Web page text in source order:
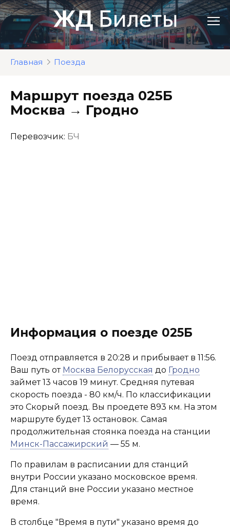
Перейти
к
контенту
Главная Поезда
Маршрут поезда 025Б
Москва → Гродно
Перевозчик: БЧ
Информация о поезде 025Б
Поезд отправляется в 20:28 и прибывает в 11:56.
Ваш путь от Москва Белорусская до Гродно
займет 13 часов 19 минут. Средняя путевая
скорость поезда - 80 км/ч. По классификации
это Скорый поезд. Вы проедете 893 км. На этом
маршруте будет 13 остановок. Самая
продолжительная стоянка поезда на станции
Минск-Пассажирский — 55 м.
По правилам в расписании для станций
внутри России указано московское время.
Для станций вне России указано местное
время.
В столбце "Время в пути" указано время до